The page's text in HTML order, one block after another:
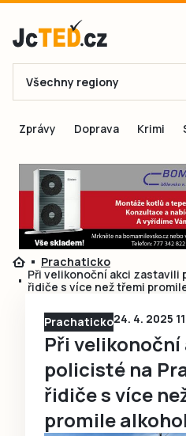
E-mail
Přihlásit se
Ještě nemám účet,
Všechny regiony
Zprávy Doprava Krimi
Prachaticko
Při velikonoční akci zastavili
řidiče s více než třemi
Prachaticko24. 4. 2025
Při
policisté na
řidiče s více
promile